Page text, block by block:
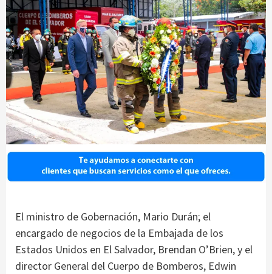
El ministro de Gobernación, Mario Durán; el
encargado de negocios de la Embajada de los
Estados Unidos en El Salvador, Brendan O’Brien, y el
director General del Cuerpo de Bomberos, Edwin